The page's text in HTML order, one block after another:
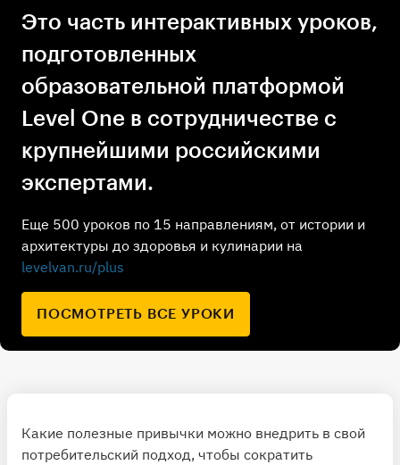
Это часть интерактивных уроков,
подготовленных
образовательной платформой
Level One в сотрудничестве с
крупнейшими российскими
экспертами.
Еще 500 уроков по 15 направлениям, от истории и
архитектуры до здоровья и кулинарии на
levelvan.ru/plus
ПОСМОТРЕТЬ ВСЕ УРОКИ
Какие полезные привычки можно внедрить в свой
потребительский подход, чтобы сократить